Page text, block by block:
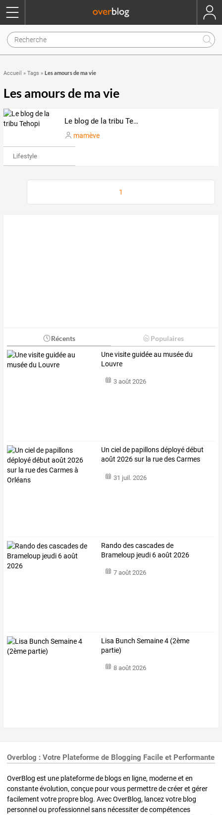
Accueil » Tags » Les amours de ma vie
Les amours de ma vie
Le blog de la tribu Tehopi
mamève
Lifestyle
1
Récents Populaires
Une visite guidée au musée du
Louvre
3 août 2026
Un ciel de papillonsdéployédébut
août 2026sur la ruedesCarmes
31 juil. 2026
Rando des cascades de
Brameloup jeudi 6 août 2026
7 août 2026
Lisa Bunch Semaine 4 (2ème
partie)
8 août 2026
Overblog : Votre Plateforme de Blogging Facile et Performante
OverBlog est une plateforme de blogs en ligne, moderne et en
constante évolution, conçue pour vous permettre de créer et gérer
facilement votre propre blog. Avec OverBlog, lancez votre blog
personnel ou professionnel sans nécessiter de compétences